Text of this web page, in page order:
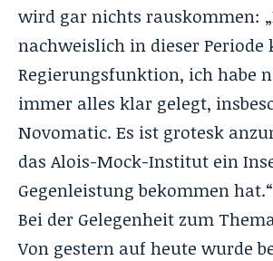
wird gar nichts rauskommen:
nachweislich in dieser Periode
Regierungsfunktion, ich habe
immer alles klar gelegt,
Novomatic. Es ist grotesk
das Alois-Mock-Institut ein
Gegenleistung bekommen
Bei der Gelegenheit zum
Von gestern auf heute wurde